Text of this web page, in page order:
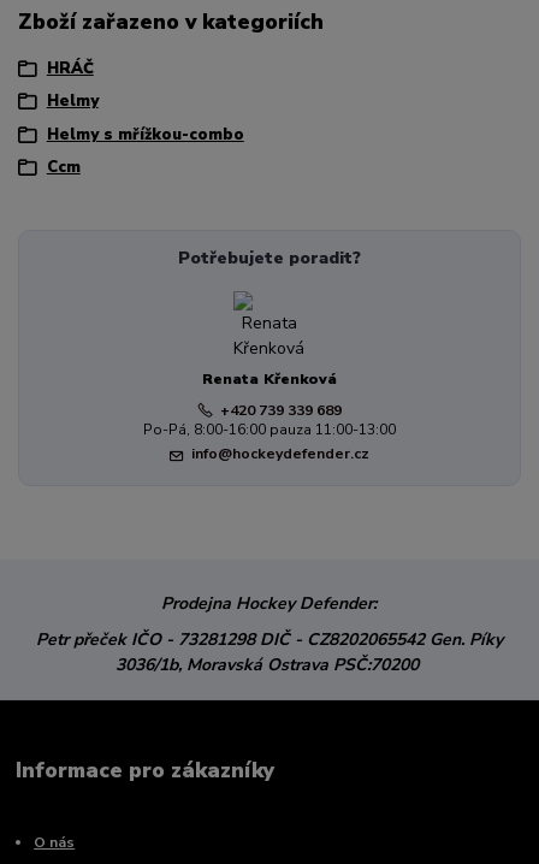
Zboží zařazeno v kategoriích
HRÁČ
Helmy
Helmy s mřížkou-combo
Ccm
Potřebujete poradit?
Renata Křenková
+420 739 339 689
Po-Pá, 8:00-16:00 pauza 11:00-13:00
info@hockeydefender.cz
Prodejna Hockey Defender:
Petr přeček IČO - 73281298DIČ - CZ8202065542 Gen. Píky
3036/1b, Moravská Ostrava PSČ:70200
Informace pro zákazníky
O nás